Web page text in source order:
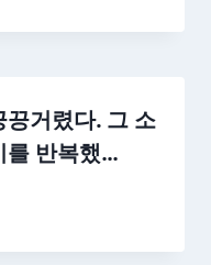
거렸다. 그 소
를 반복했…